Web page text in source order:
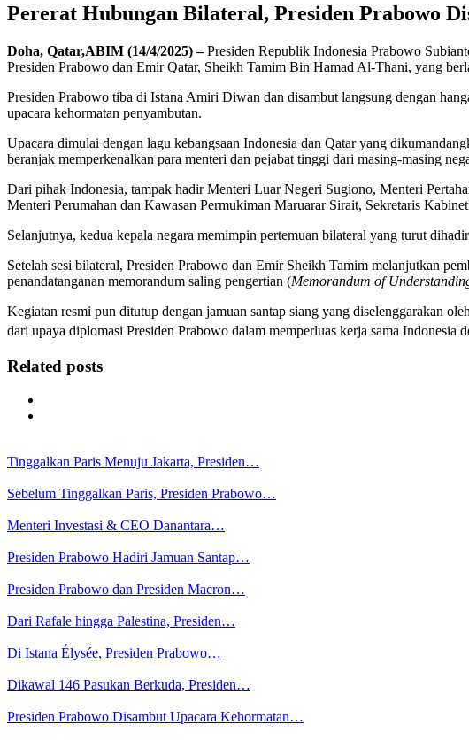
Pererat Hubungan Bilateral, Presiden Prabowo
Doha, Qatar,ABIM (14/4/2025) –Presiden Republik Indonesia Prabowo
Presiden Prabowo dan Emir Qatar, Sheikh Tamim Bin Hamad Al-Thani, yang
Presiden Prabowo tiba di Istana Amiri Diwan dan disambut langsung dengan
upacara kehormatan penyambutan.
Upacara dimulai dengan lagu kebangsaan Indonesia dan Qatar yang
beranjak memperkenalkan para menteri dan pejabat tinggi dari masing-masing
Dari pihak Indonesia, tampak hadir Menteri Luar Negeri Sugiono, Menteri
Menteri Perumahan dan Kawasan Permukiman Maruarar Sirait, Sekretaris
Selanjutnya, kedua kepala negara memimpin pertemuan bilateral yang turut
Setelah sesi bilateral, Presiden Prabowo dan Emir Sheikh Tamim melanjutkan
penandatanganan memorandum saling pengertian (Memorandum of
Kegiatan resmi pun ditutup dengan jamuan santap siang yang diselenggarakan
dari upaya diplomasi Presiden Prabowo dalam memperluas kerja sama Indonesia
Related posts
Tinggalkan Paris Menuju Jakarta, Presiden…
Sebelum Tinggalkan Paris, Presiden Prabowo…
Menteri Investasi & CEO Danantara…
Presiden Prabowo Hadiri Jamuan Santap…
Presiden Prabowo dan Presiden Macron…
Dari Rafale hingga Palestina, Presiden…
Di Istana Élysée, Presiden Prabowo…
Dikawal 146 Pasukan Berkuda, Presiden…
Presiden Prabowo Disambut Upacara Kehormatan…